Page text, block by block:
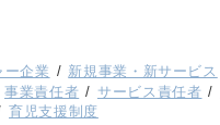
ー企業 新規事業・新サービス
事業責任者 サービス責任者
育児支援制度